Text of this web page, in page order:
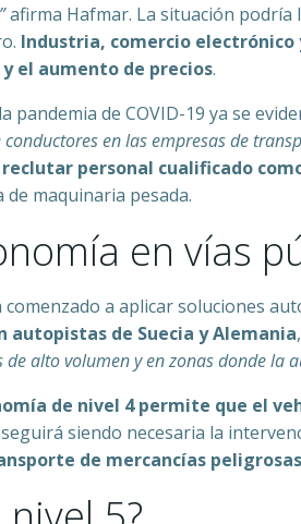
afirma Hafmar. La situación podría
Industria, comercio
el aumento de precios.
pandemia de COVID-19 ya se
en las empresas de
reclutar personal cualificado
de maquinaria pesada.
en vías
comenzado a aplicar soluciones
autopistas de Suecia y Alemania
de alto volumen y en zonas donde la
de nivel 4 permite que el
siendo necesaria la
de mercancías